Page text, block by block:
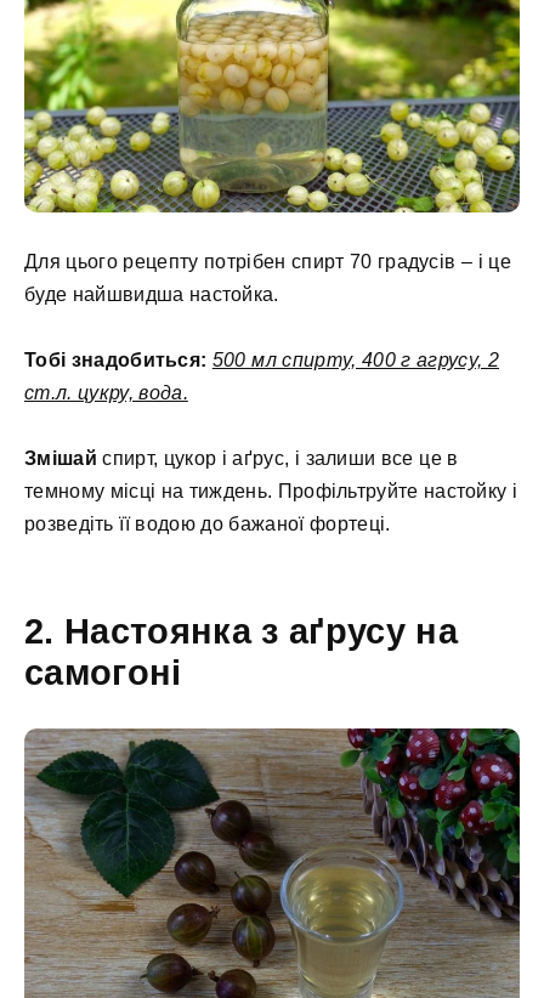
Для цього рецепту потрібен спирт 70 градусів – і це
буде найшвидша настойка.
Тобі знадобиться: 500 мл спирту, 400 г агрусу, 2
ст.л. цукру, вода.
Змішай спирт, цукор і аґрус, і залиши все це в
темному місці на тиждень. Профільтруйте настойку і
розведіть її водою до бажаної фортеці.
2. Настоянка з аґрусу на
самогоні